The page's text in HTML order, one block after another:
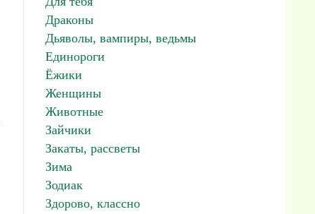
Драконы
Дьяволы, вампиры, ведьмы
Единороги
Ёжики
Женщины
Животные
Зайчики
Закаты, рассветы
Зима
Зодиак
Здорово, классно